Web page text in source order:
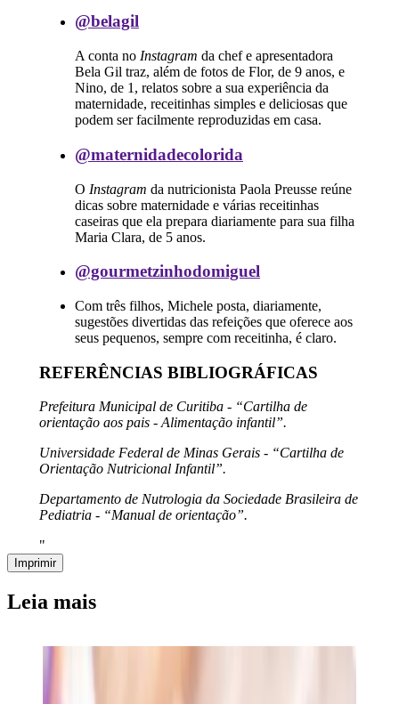
@belagil
A conta no Instagram da chef e apresentadora
Bela Gil traz, além de fotos de Flor, de 9 anos, e
Nino, de 1, relatos sobre a sua experiência da
maternidade, receitinhas simples e deliciosas que
podem ser facilmente reproduzidas em casa.
@maternidadecolorida
O Instagram da nutricionista Paola Preusse reúne
dicas sobre maternidade e várias receitinhas
caseiras que ela prepara diariamente para sua filha
Maria Clara, de 5 anos.
@gourmetzinhodomiguel
Com três filhos, Michele posta, diariamente,
sugestões divertidas das refeições que oferece aos
seus pequenos, sempre com receitinha, é claro.
REFERÊNCIAS BIBLIOGRÁFICAS
Prefeitura Municipal de Curitiba - “Cartilha de
orientação aos pais - Alimentação infantil”.
Universidade Federal de Minas Gerais - “Cartilha de
Orientação Nutricional Infantil”.
Departamento de Nutrologia da Sociedade Brasileira de
Pediatria - “Manual de orientação”.
"
Imprimir
Leia mais